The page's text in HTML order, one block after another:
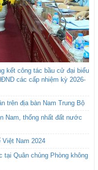
kết công tác bầu cử đại biểu
các cấp nhiệm kỳ 2026-
trên địa bàn Nam Trung Bộ
Nam, thống nhất đất nước
Việt Nam 2024
Quân chủng Phòng không